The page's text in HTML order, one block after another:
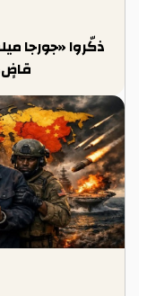
ذكّروا «جورجا